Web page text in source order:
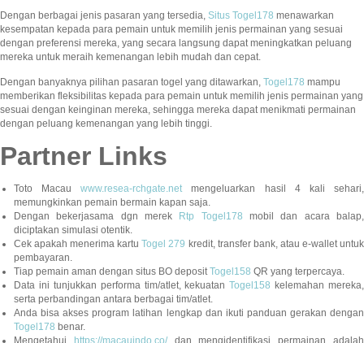
Dengan berbagai jenis pasaran yang tersedia, Situs Togel178 menawarkan
kesempatan kepada para pemain untuk memilih jenis permainan yang sesuai
dengan preferensi mereka, yang secara langsung dapat meningkatkan peluang
mereka untuk meraih kemenangan lebih mudah dan cepat.
Dengan banyaknya pilihan pasaran togel yang ditawarkan, Togel178 mampu
memberikan fleksibilitas kepada para pemain untuk memilih jenis permainan yang
sesuai dengan keinginan mereka, sehingga mereka dapat menikmati permainan
dengan peluang kemenangan yang lebih tinggi.
Partner Links
Toto Macauwww.resea-rchgate.netmengeluarkan hasil 4 kali sehari,
memungkinkan pemain bermain kapan saja.
Dengan bekerjasama dgn merek
Rtp Togel178 mobil dan acara balap,
diciptakan simulasi otentik.
Cek apakah menerima kartuTogel 279 kredit, transfer bank, atau e-wallet untuk
pembayaran.
Tiap pemain aman dengan situs BO depositTogel158 QR yang terpercaya.
Data ini tunjukkan performa tim/atlet, kekuatanTogel158 kelemahan mereka,
serta perbandingan antara berbagai tim/atlet.
Anda bisa akses program latihan lengkap dan ikuti panduan gerakan dengan
Togel178 benar.
Mengetahui
https://macauindo.co/dan mengidentifikasi permainan adalah